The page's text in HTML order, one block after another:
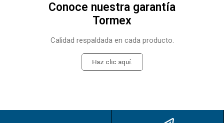
Conoce nuestra garantía
Tormex
Calidad respaldada en cada producto.
Haz clic aquí.